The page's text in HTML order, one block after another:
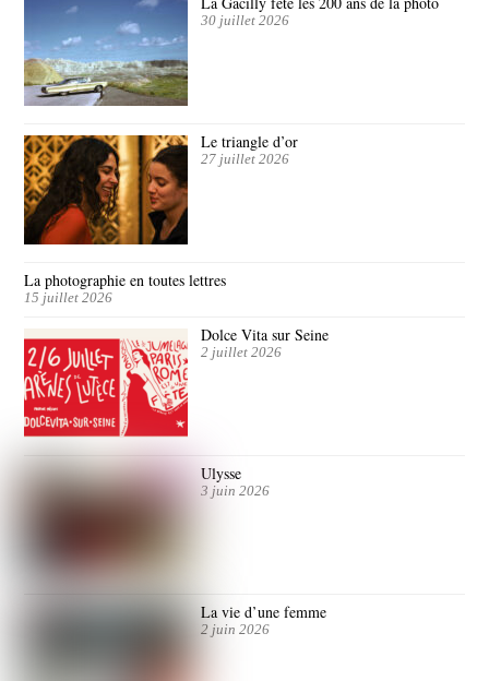
30 juillet 2026
Le triangle d’or
27 juillet 2026
La photographie en toutes lettres
15 juillet 2026
Dolce Vita sur Seine
2 juillet 2026
Ulysse
3 juin 2026
La vie d’une femme
2 juin 2026